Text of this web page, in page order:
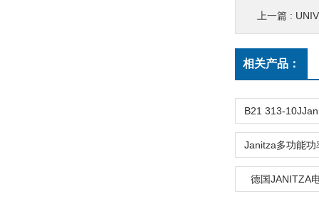
上一篇 :
相关产品：
德国JANITZA